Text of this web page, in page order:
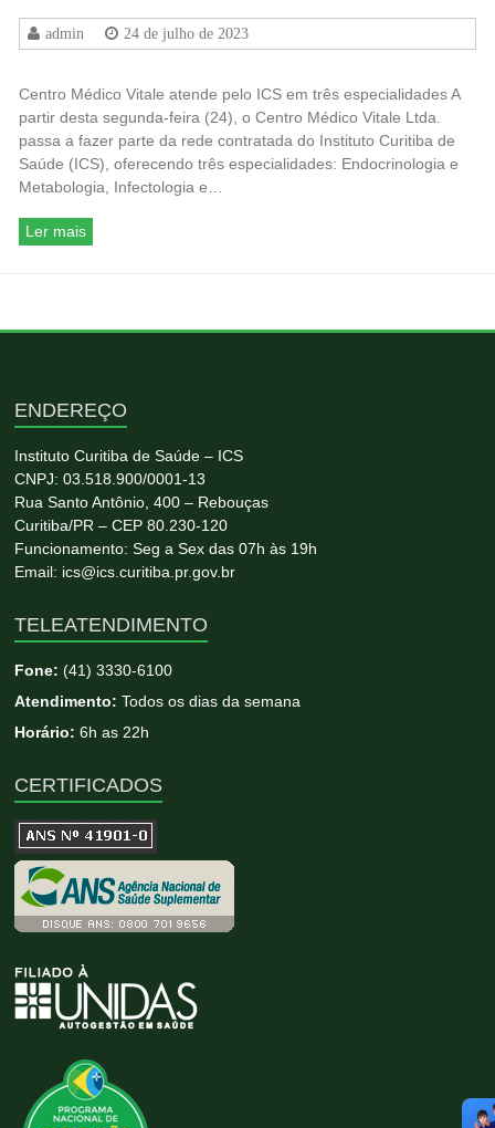
admin 24 de julho de 2023
Centro Médico Vitale atende pelo ICS em três especialidades A
partir desta segunda-feira (24), o Centro Médico Vitale Ltda.
passa a fazer parte da rede contratada do Instituto Curitiba de
Saúde (ICS), oferecendo três especialidades: Endocrinologia e
Metabologia, Infectologia e…
Ler mais
ENDEREÇO
Instituto Curitiba de Saúde – ICS
CNPJ: 03.518.900/0001-13
Rua Santo Antônio, 400 – Rebouças
Curitiba/PR – CEP 80.230-120
Funcionamento: Seg a Sex das 07h às 19h
Email: ics@ics.curitiba.pr.gov.br
TELEATENDIMENTO
Fone:(41) 3330-6100
Atendimento: Todos os dias da semana
Horário: 6h as 22h
CERTIFICADOS